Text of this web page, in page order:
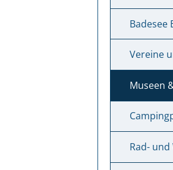
Badesee
Vereine
Museen
Rad-